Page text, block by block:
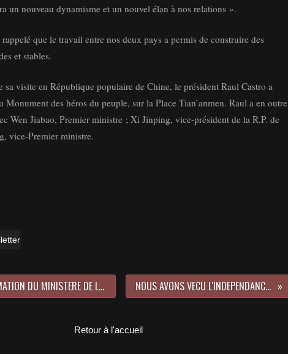
un nouveau dynamisme et un nouvel élan à nos relations ».
que le travail entre nos deux pays a permis de construire des
et stables.
sa visite en République populaire de Chine, le président Raul Castro a
Monument des héros du peuple, sur la Place Tian’anmen. Raul a en outre
Wen Jiabao, Premier ministre ; Xi Jinping, vice-président de la R.P. de
vice-Premier ministre.
NOTE D'INFORMATION DU MINISTERE DE LA SANTE PUBLIQUEdu 13 juillet 2012 NOUS AVONS VECU L'INDEPENDANCE DE L'Algérie COMME LA NOTRE
Retour à l'accueil